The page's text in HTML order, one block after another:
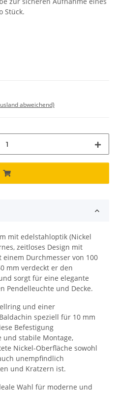
Stück.
abweichend)
mit edelstahloptik (Nickel
zeitloses Design mit
Durchmesser von 100
mm verdeckt er den
sorgt für eine elegante
Pendelleuchte und Decke.
und einer
speziell für 10 mm
Befestigung
und stabile Montage,
Nickel-Oberfläche sowohl
unempfindlich
und Kratzern ist.
Wahl für moderne und